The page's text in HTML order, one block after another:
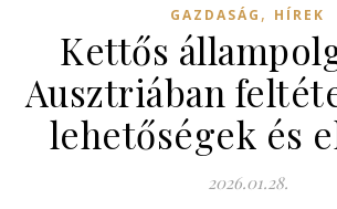
GAZDASÁG , HÍREK
Kettős
Ausztriában
lehetőségek és
2026.01.28.